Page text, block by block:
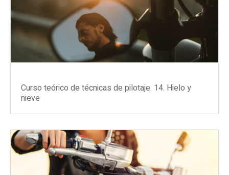
Curso teórico de técnicas de pilotaje. 14. Hielo y
nieve